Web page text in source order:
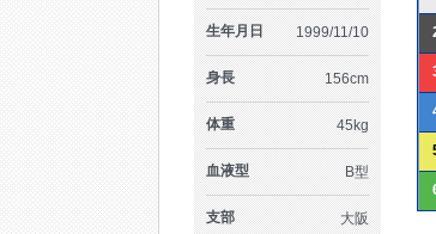
生年月日 1999/11/10
身長 156cm
体重 45kg
血液型 B型
支部 大阪